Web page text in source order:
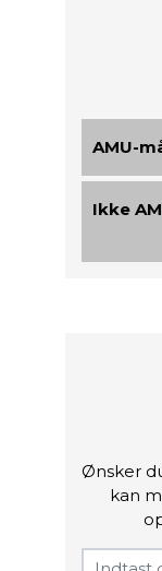
AMU-
Ikke
Ønsker
kan